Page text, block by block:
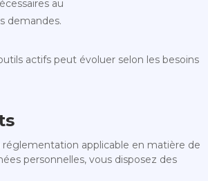
au
demandes.
actifs peut évoluer selon les besoins
applicable en matière de
personnelles, vous disposez des